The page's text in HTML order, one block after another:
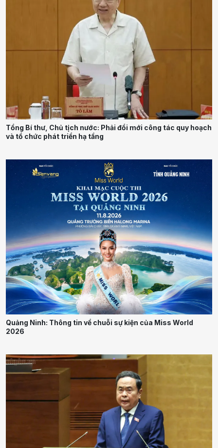
Tổng Bí thư, Chủ tịch nước: Phải đổi mới công tác quy hoạch
và tổ chức phát triển hạ tầng
Quảng Ninh: Thông tin về chuỗi sự kiện của Miss World
2026